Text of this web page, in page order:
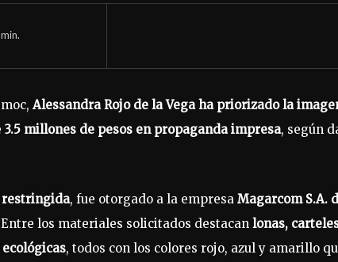
min.
Alessandra Rojo de la Vega ha priorizado la
3.5 millones de pesos en propaganda impresa, según
, fue otorgado a la empresa Magarcom S.A.
los materiales solicitados destacan lonas,
, todos con los colores rojo, azul y amarillo